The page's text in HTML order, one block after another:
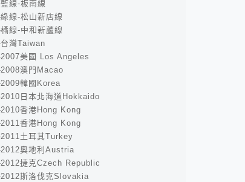
藍線-板南線
綠線-松山新店線
橘線-中和新蘆線
台灣Taiwan
2007美國 Los Angeles
2008澳門Macao
2009韓國Korea
2010日本北海道Hokkaido
2010香港Hong Kong
2011香港Hong Kong
2011土耳其Turkey
2012奧地利Austria
2012捷克Czech Republic
2012斯洛伐克Slovakia